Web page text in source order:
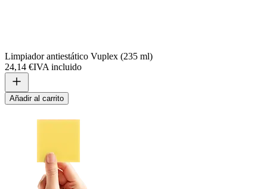
Limpiador antiestático Vuplex (235 ml)
24,14 €IVA incluido
Añadir al carrito